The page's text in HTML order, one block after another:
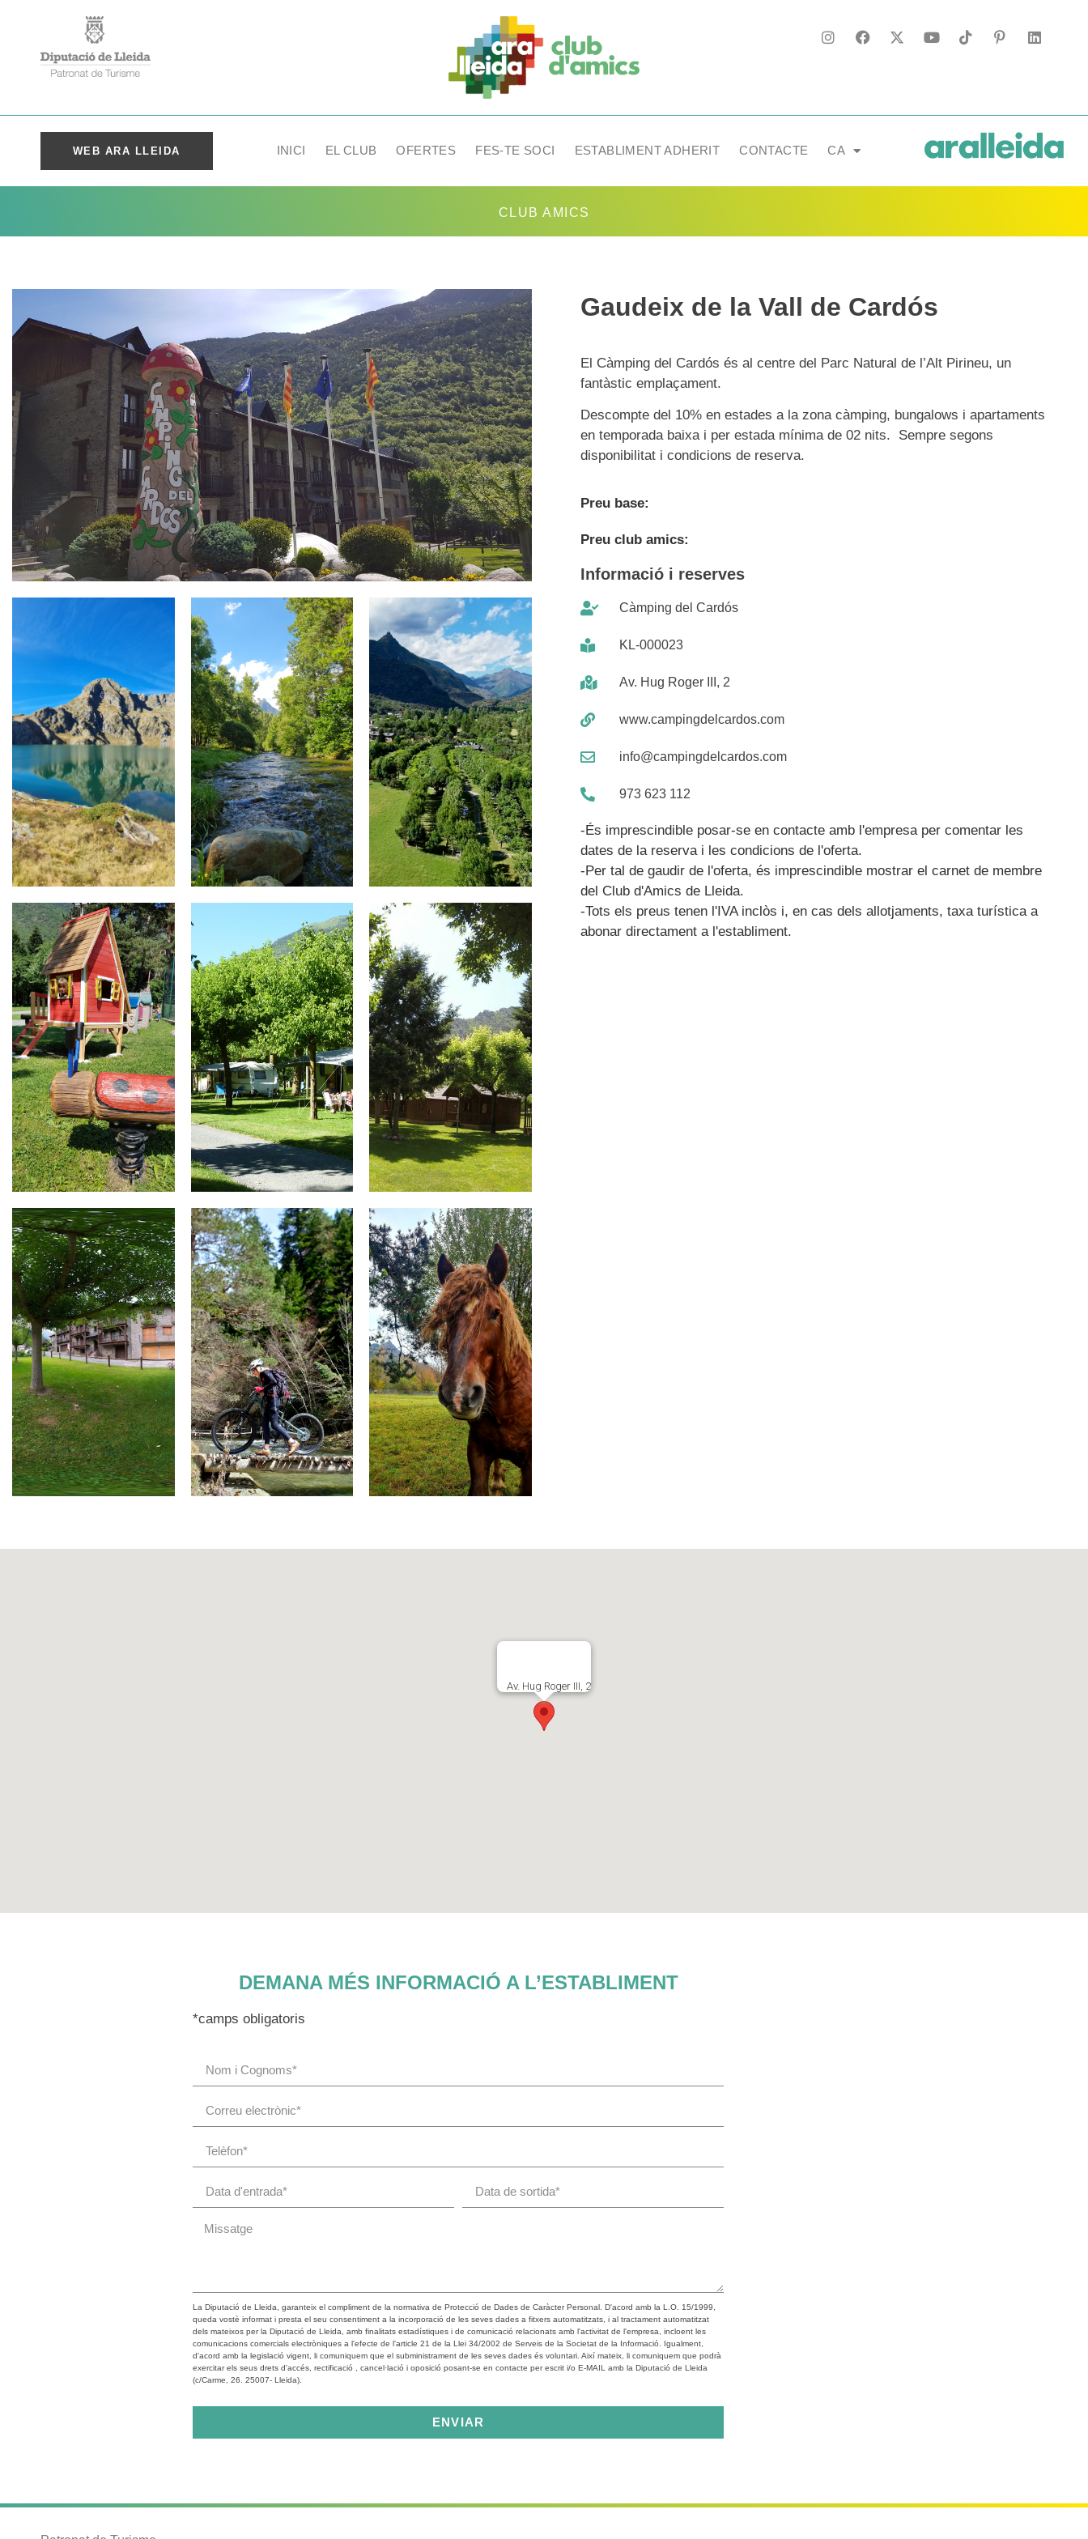
WEB ARA LLEIDA INICI EL CLUB OFERTES FES-TE SOCI ESTABLIMENT ADHERIT CONTACTE CA
CLUB AMICS
Gaudeix de la Vall de Cardós
El Càmping del Cardós és al centre del Parc Natural de l’Alt Pirineu, un
fantàstic emplaçament.
Descompte del 10% en estades a la zona càmping, bungalows i apartaments
en temporada baixa i per estada mínima de 02 nits. Sempre segons
disponibilitat i condicions de reserva.
Preu base:
Preu club amics:
Informació i reserves
Càmping del Cardós
KL-000023
Av. Hug Roger III, 2
www.campingdelcardos.com
info@campingdelcardos.com
973 623 112
-És imprescindible posar-se en contacte amb l'empresa per comentar les
dates de la reserva i les condicions de l'oferta.
-Per tal de gaudir de l'oferta, és imprescindible mostrar el carnet de membre
del Club d'Amics de Lleida.
-Tots els preus tenen l'IVA inclòs i, en cas dels allotjaments, taxa turística a
abonar directament a l'establiment.
Av. Hug Roger III, 2
DEMANA MÉS INFORMACIÓ A L’ESTABLIMENT
*camps obligatoris
La Diputació de Lleida, garanteix el compliment de la normativa de Protecció de Dades de Caràcter Personal. D'acord amb la L.O. 15/1999,
queda vostè informat i presta el seu consentiment a la incorporació de les seves dades a fitxers automatitzats, i al tractament automatitzat
dels mateixos per la Diputació de Lleida, amb finalitats estadístiques i de comunicació relacionats amb l'activitat de l'empresa, incloent les
comunicacions comercials electròniques a l'efecte de l'article 21 de la Llei 34/2002 de Serveis de la Societat de la Informació. Igualment,
d'acord amb la legislació vigent, li comuniquem que el subministrament de les seves dades és voluntari. Així mateix, li comuniquem que podrà
exercitar els seus drets d'accés, rectificació , cancel·lació i oposició posant-se en contacte per escrit i/o E-MAIL amb la Diputació de Lleida
(c/Carme, 26. 25007- Lleida).
ENVIAR